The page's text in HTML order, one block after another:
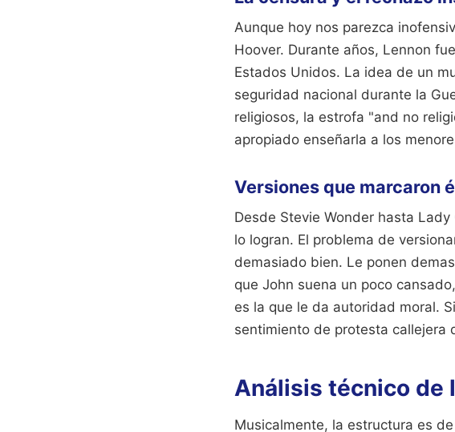
Aunque hoy nos parezca
Hoover. Durante años, Lennon
Estados Unidos. La idea de un
seguridad nacional durante la
religiosos, la estrofa "and no
apropiado enseñarla a los
Versiones que marcaron
Desde Stevie Wonder hasta
lo logran. El problema de
demasiado bien. Le ponen
que John suena un poco
es la que le da autoridad moral.
sentimiento de protesta callejera
Análisis técnico de
Musicalmente, la estructura es